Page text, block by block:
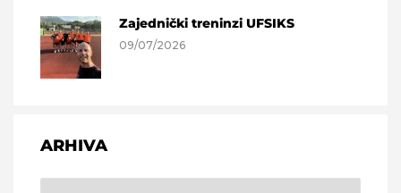
Zajednički treninzi UFSIKS
09/07/2026
ARHIVA